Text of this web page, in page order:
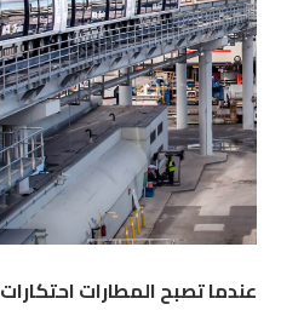
عندما تصبح المطارات احتكارات